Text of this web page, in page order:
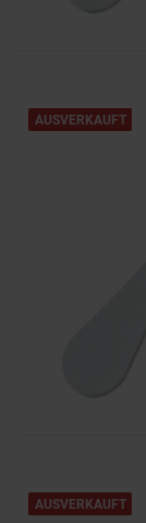
AUSVERKAUFT
AUSVERKAUFT